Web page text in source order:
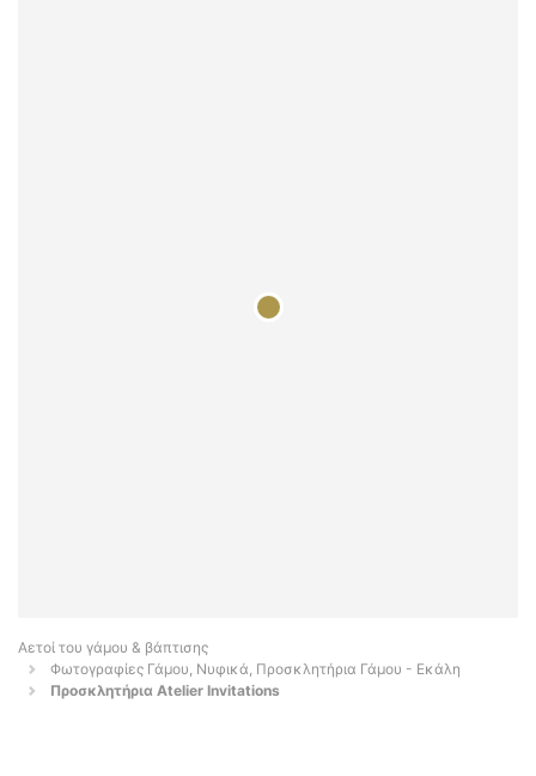
Αετοί του γάμου & βάπτισης
Φωτογραφίες Γάμου, Νυφικά, Προσκλητήρια Γάμου - Εκάλη
Προσκλητήρια Atelier Invitations